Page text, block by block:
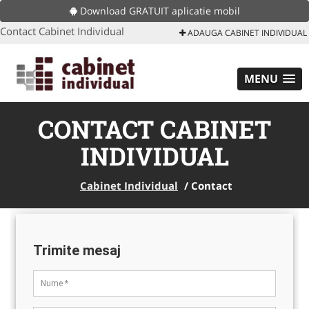
Download GRATUIT aplicatie mobil
Contact Cabinet Individual ADAUGA CABINET INDIVIDUAL
MENU
CONTACT CABINET
INDIVIDUAL
Cabinet Individual / Contact